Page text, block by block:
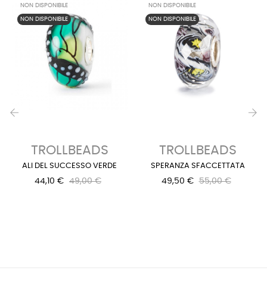
NON DISPONIBILE
NON DISPONIBILE
TROLLBEADS
ALI DEL SUCCESSO VERDE
44,10 € 49,00 €
NON DISPONIBILE
NON DISPONIBILE
TROLLBEADS
SPERANZA SFACCETTATA
49,50 € 55,00 €